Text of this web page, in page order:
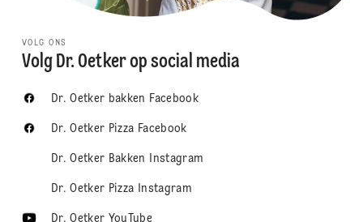
VOLG ONS
Volg Dr. Oetker op social media
Dr. Oetker bakken Facebook
Dr. Oetker Pizza Facebook
Dr. Oetker Bakken Instagram
Dr. Oetker Pizza Instagram
Dr. Oetker YouTube